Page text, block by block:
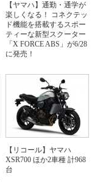
【ヤマハ】通勤・通学が
楽しくなる！ コネクテッ
ド機能を搭載するスポー
ティーな新型スクーター
「X FORCE ABS」が6/28
に発売！
【リコール】ヤマハ
XSR700 ほか2車種 計968
台